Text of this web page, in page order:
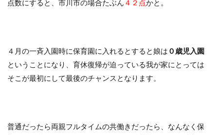
点数にすると、市川市の場合たぶん ４２点かと。
４月の一斉入園時に保育園に入れるとすると娘は ０歳児入園
ということになり、育休復帰が迫っている我が家にとっては
そこが最初にして最後のチャンスとなります。
普通だったら両親フルタイムの共働きだったら、なんなく保